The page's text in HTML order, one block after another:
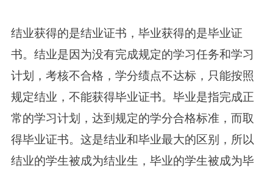
结业获得的是结业证书，毕业获得的是毕业证
书。结业是因为没有完成规定的学习任务和学习
计划，考核不合格，学分绩点不达标，只能按照
规定结业，不能获得毕业证书。毕业是指完成正
常的学习计划，达到规定的学分合格标准，而取
得毕业证书。这是结业和毕业最大的区别，所以
结业的学生被成为结业生，毕业的学生被成为毕